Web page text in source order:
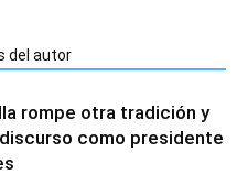
del autor
rompe otra tradición y
como presidente